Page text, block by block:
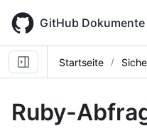
main
content
GitHub Dokumente
Startseite
Ruby-